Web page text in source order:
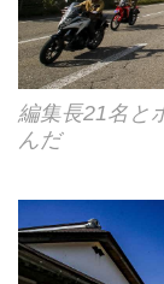
編集長21名と
んだ